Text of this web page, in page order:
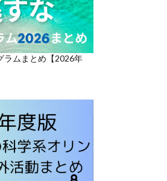
ラムまとめ【2026年